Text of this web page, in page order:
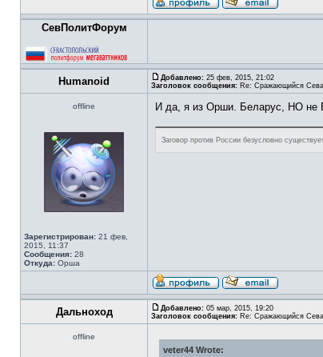
СевПолитФорум
Humanoid Добавлено: 25 фев, 2015, 21:02
Заголовок сообщения: Re: Сражающийся
offline
Зарегистрирован: 21 фев,
2015, 11:37
Сообщения: 28
Откуда: Орша
И да, я из Орши. Беларус, НО не
Заговор против России безусловно
Дальноход Добавлено: 05 мар, 2015, 19:20
Заголовок сообщения: Re: Сражающийся
offline
veter44 Wrote: